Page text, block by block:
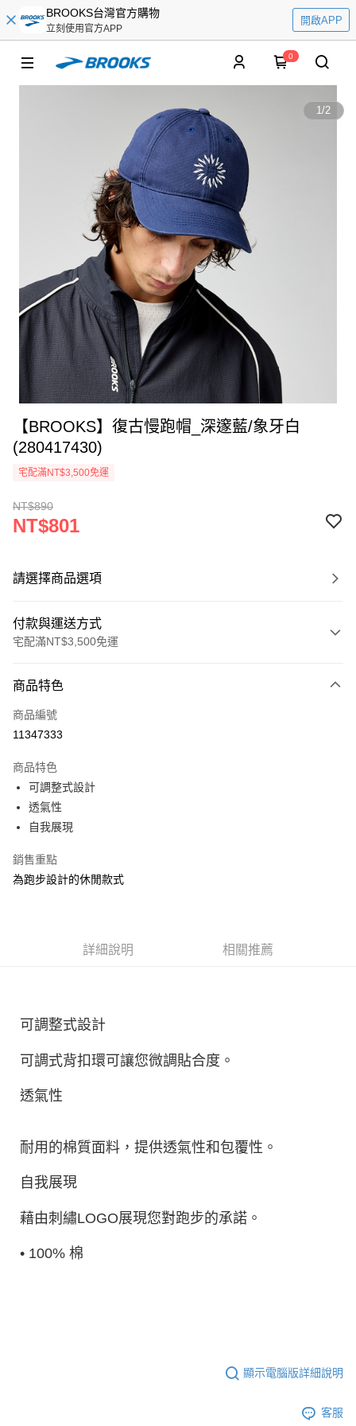
BROOKS台灣官方購物
立刻使用官方APP
開啟APP
0
1/2
【BROOKS】復古慢跑帽_深邃藍/象牙白
(280417430)
宅配滿NT$3,500免運
NT$890
NT$801
請選擇商品選項
付款與運送方式
宅配滿NT$3,500免運
信用卡一次付款
ATM付款
運送方式
宅配
每筆NT$100，滿NT$3,500(含以上)免運費
商品特色
商品編號
11347333
商品特色
可調整式設計
透氣性
自我展現
銷售重點
為跑步設計的休閒款式
詳細說明 相關推薦
可調整式設計
可調式背扣環可讓您微調貼合度。
透氣性
耐用的棉質面料，提供透氣性和包覆性。
自我展現
藉由刺繡LOGO展現您對跑步的承諾。
• 100% 棉
顯示電腦版詳細說明
客服